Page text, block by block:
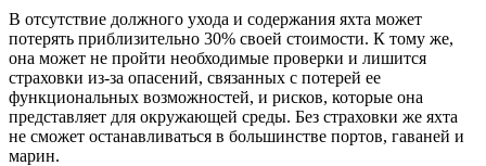
В отсутствие должного ухода и содержания яхта может
потерять приблизительно 30% своей стоимости. К тому же,
она может не пройти необходимые проверки и лишится
страховки из-за опасений, связанных с потерей ее
функциональных возможностей, и рисков, которые она
представляет для окружающей среды. Без страховки же яхта
не сможет останавливаться в большинстве портов, гаваней и
марин.